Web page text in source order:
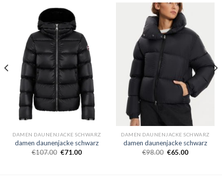
DAMEN DAUNENJACKE SCHWARZ
damen daunenjacke schwarz
€107.00 €71.00
DAMEN DAUNENJACKE SCHWARZ
damen daunenjacke schwarz
€98.00 €65.00